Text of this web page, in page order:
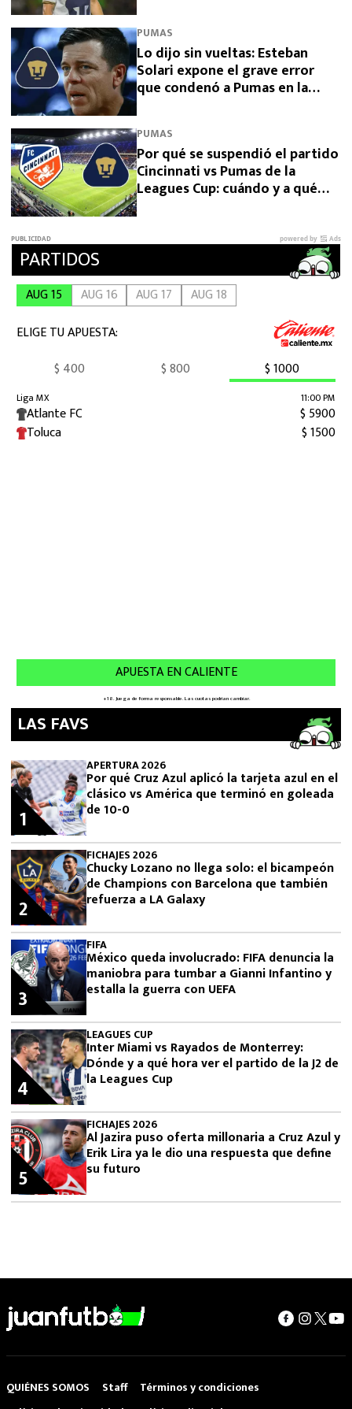
PUMAS
Lo dijo sin vueltas: Esteban
Solari expone el grave error
que condenó a Pumas en la
PUMAS
Por qué se suspendió el partido
Cincinnati vs Pumas de la
Leagues Cup: cuándo y a qué
LAS FAVS
APERTURA 2026
Por qué Cruz Azul aplicó la tarjeta azul en el
clásico vs América que terminó en goleada
de 10-0
1
FICHAJES 2026
Chucky Lozano no llega solo: el bicampeón
de Champions con Barcelona que también
refuerza a LA Galaxy
2
FIFA
México queda involucrado: FIFA denuncia la
maniobra para tumbar a Gianni Infantino y
estalla la guerra con UEFA
3
LEAGUES CUP
Inter Miami vs Rayados de Monterrey:
Dónde y a qué hora ver el partido de la J2 de
la Leagues Cup
4
FICHAJES 2026
Al Jazira puso oferta millonaria a Cruz Azul y
Erik Lira ya le dio una respuesta que define
su futuro
5
QUIÉNES SOMOS Staff
Términos y condiciones